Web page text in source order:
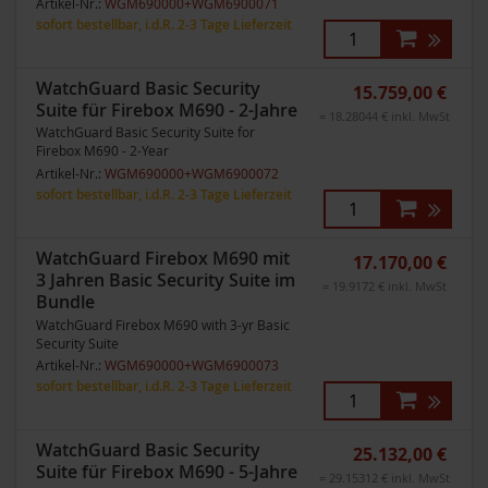
sofort bestellbar, i.d.R. 2-3 Tage Lieferzeit
WatchGuard Basic Security
Suite für Firebox M690 - 2-Jahre
WatchGuard Basic Security Suite for
Firebox M690 - 2-Year
Artikel-Nr.: WGM690000+WGM6900072
sofort bestellbar, i.d.R. 2-3 Tage Lieferzeit
15.759,00 €
= 18.28044 € inkl. MwSt
WatchGuard Firebox M690 mit
3 Jahren Basic Security Suite im
Bundle
WatchGuard Firebox M690 with 3-yr Basic
Security Suite
Artikel-Nr.: WGM690000+WGM6900073
sofort bestellbar, i.d.R. 2-3 Tage Lieferzeit
17.170,00 €
= 19.9172 € inkl. MwSt
WatchGuard Basic Security
Suite für Firebox M690 - 5-Jahre
25.132,00 €
= 29.15312 € inkl. MwSt